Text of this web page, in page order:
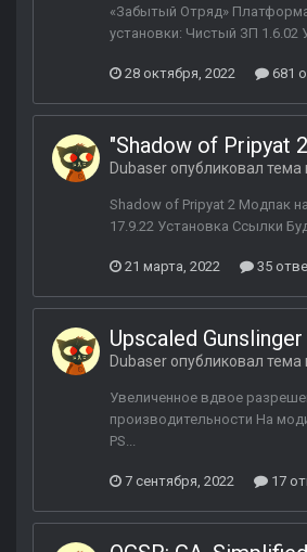
«Забытый Отряд»
установки: Чистый ЗП 1.6.02
28 октября, 2022 681
"Shadow of Pripyat
Dubaser опубликовал тема
Shadow of Pripyat 2 Модпак
17.9.22 Установка Ссылки
21 марта, 2022 35
Upscaled Gunslinger
Dubaser опубликовал тема
Увеличенное вдвое
производительности На
PS...
7 сентября, 2022 17